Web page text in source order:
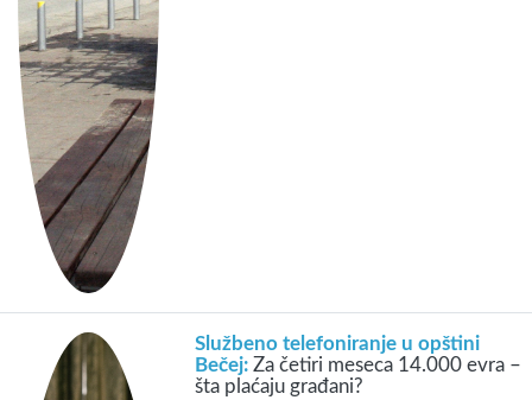
Službeno telefoniranje u opštini
Bečej:Za četiri meseca 14.000 evra –
šta plaćaju građani?